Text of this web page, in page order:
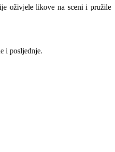
oživjele likove na sceni i pružile
i posljednje.